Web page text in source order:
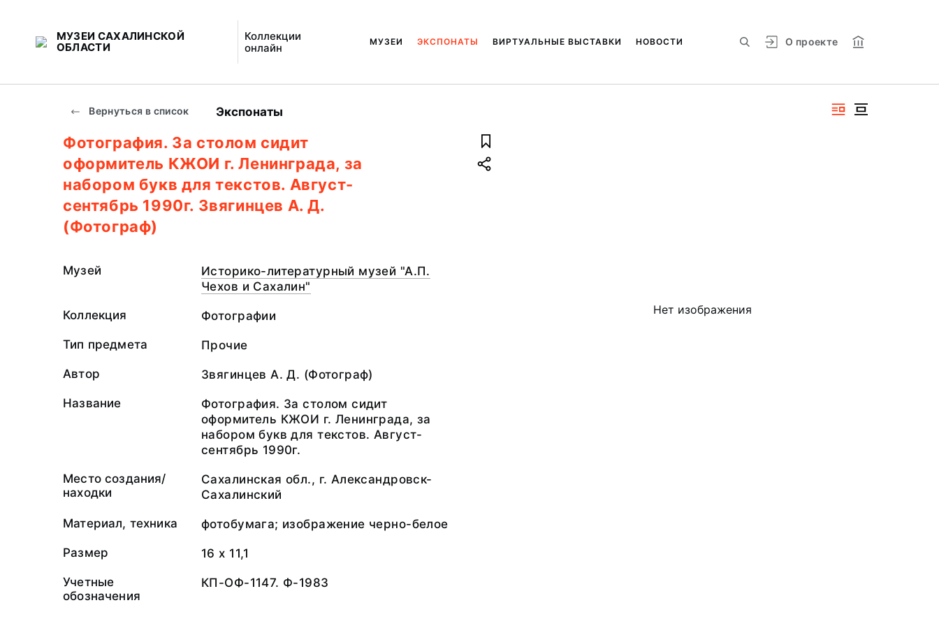
МУЗЕИ САХАЛИНСКОЙ
ОБЛАСТИ
Коллекции
онлайн
О проекте
МУЗЕИ ЭКСПОНАТЫ ВИРТУАЛЬНЫЕ ВЫСТАВКИ НОВОСТИ
Вернуться в список Экспонаты
Нет изображения
Фотография. За столом сидит
оформитель КЖОИ г. Ленинграда, за
набором букв для текстов. Август-
сентябрь 1990г. Звягинцев А. Д.
(Фотограф)
Музей
Историко-литературный музей "А.П.
Чехов и Сахалин"
Коллекция Фотографии
Тип предмета Прочие
Автор Звягинцев А. Д. (Фотограф)
Название
Фотография. За столом сидит
оформитель КЖОИ г. Ленинграда, за
набором букв для текстов. Август-
сентябрь 1990г.
Место создания/
находки
Сахалинская обл., г. Александровск-
Сахалинский
Материал, техника фотобумага; изображение черно-белое
Размер 16 х 11,1
Учетные
обозначения
КП-ОФ-1147. Ф-1983